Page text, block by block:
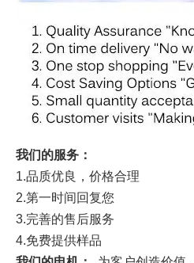
我们的服务：
1.品质优良，价格合理
2.第一时间回复您
3.完善的售后服务
4.免费提供样品